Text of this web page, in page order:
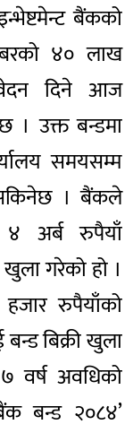
बैंकको
४० लाख
दिने आज
। उक्त बन्डमा
समयसम्म
सकिनेछ । बैंकले
४ अर्ब रुपैयाँ
खुला गरेको हो ।
हजार रुपैयाँको
बिक्री खुला
वर्ष अवधिको
बैंक बन्ड २०८४’